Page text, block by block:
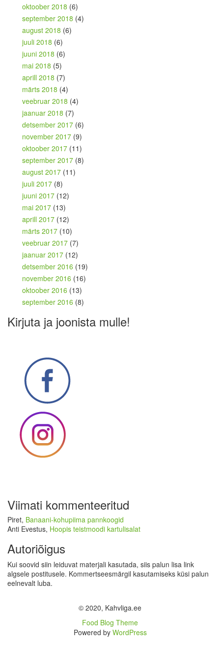
oktoober 2018 (6)
september 2018 (4)
august 2018 (6)
juuli 2018 (6)
juuni 2018 (6)
mai 2018 (5)
aprill 2018 (7)
märts 2018 (4)
veebruar 2018 (4)
jaanuar 2018 (7)
detsember 2017 (6)
november 2017 (9)
oktoober 2017 (11)
september 2017 (8)
august 2017 (11)
juuli 2017 (8)
juuni 2017 (12)
mai 2017 (13)
aprill 2017 (12)
märts 2017 (10)
veebruar 2017 (7)
jaanuar 2017 (12)
detsember 2016 (19)
november 2016 (16)
oktoober 2016 (13)
september 2016 (8)
Kirjuta ja joonista mulle!
Viimati kommenteeritud
Piret, Banaani-kohupiima pannkoogid
Anti Evestus, Hoopis teistmoodi kartulisalat
Autoriõigus
Kui soovid siin leiduvat materjali kasutada, siis palun lisa link
algsele postitusele. Kommertseesmärgil kasutamiseks küsi palun
eelnevalt luba.
© 2020, Kahvliga.ee
Food Blog Theme
Powered by WordPress